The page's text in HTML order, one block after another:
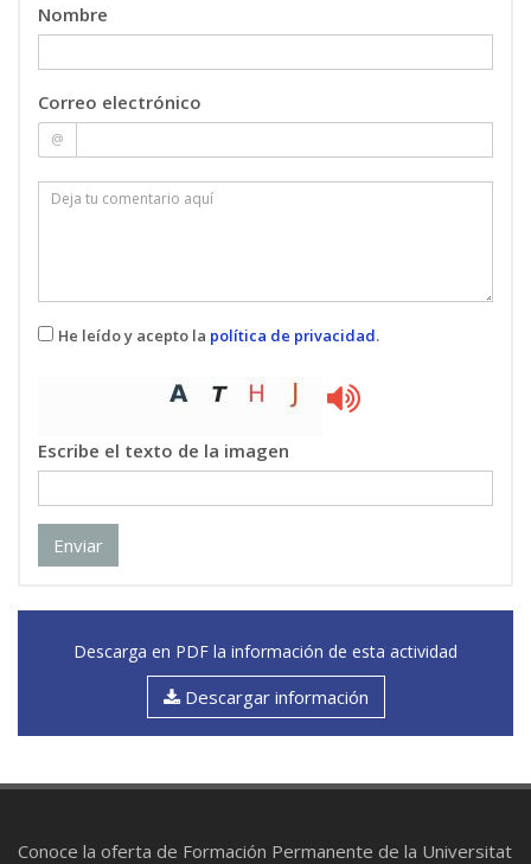
Nombre
Correo electrónico
@
He leído y acepto la política de privacidad.
Escribe el texto de la imagen
Enviar
Descarga en PDF la información de esta actividad
Descargar información
Conoce la oferta de Formación Permanente de la Universitat